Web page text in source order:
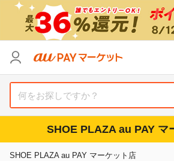
SHOE PLAZA au PAY マ
SHOE PLAZA au PAY マーケット店
支払い方法
支払い方法